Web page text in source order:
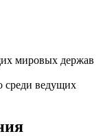
среди ведущих